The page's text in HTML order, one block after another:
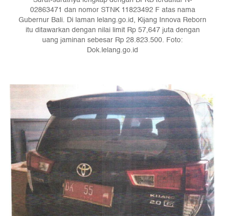
02863471 dan nomor STNK 11823492 F atas nama
Gubernur Bali. Di laman lelang.go.id, Kijang Innova Reborn
itu ditawarkan dengan nilai limit Rp 57,647 juta dengan
uang jaminan sebesar Rp 28.823.500. Foto:
Dok.lelang.go.id